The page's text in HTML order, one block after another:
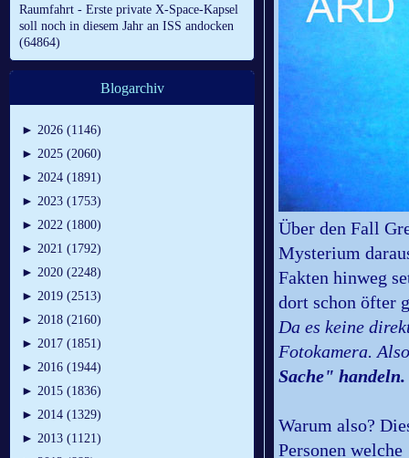
Raumfahrt - Erste private X-Space-Kapsel
soll noch in diesem Jahr an ISS andocken
(64864)
Blogarchiv
► 2026 (1146)
► 2025 (2060)
► 2024 (1891)
► 2023 (1753)
► 2022 (1800)
► 2021 (1792)
► 2020 (2248)
► 2019 (2513)
► 2018 (2160)
► 2017 (1851)
► 2016 (1944)
► 2015 (1836)
► 2014 (1329)
► 2013 (1121)
Über den Fall
Mysterium
Fakten hinweg
dort schon öfter
Da es keine
Fotokamera.
Sache" handeln.
Warum also?
Personen welche